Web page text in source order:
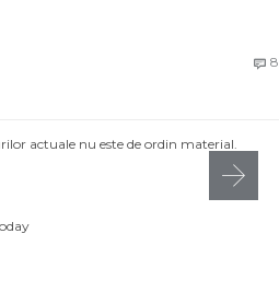
 8
actuale nu este de ordin material.